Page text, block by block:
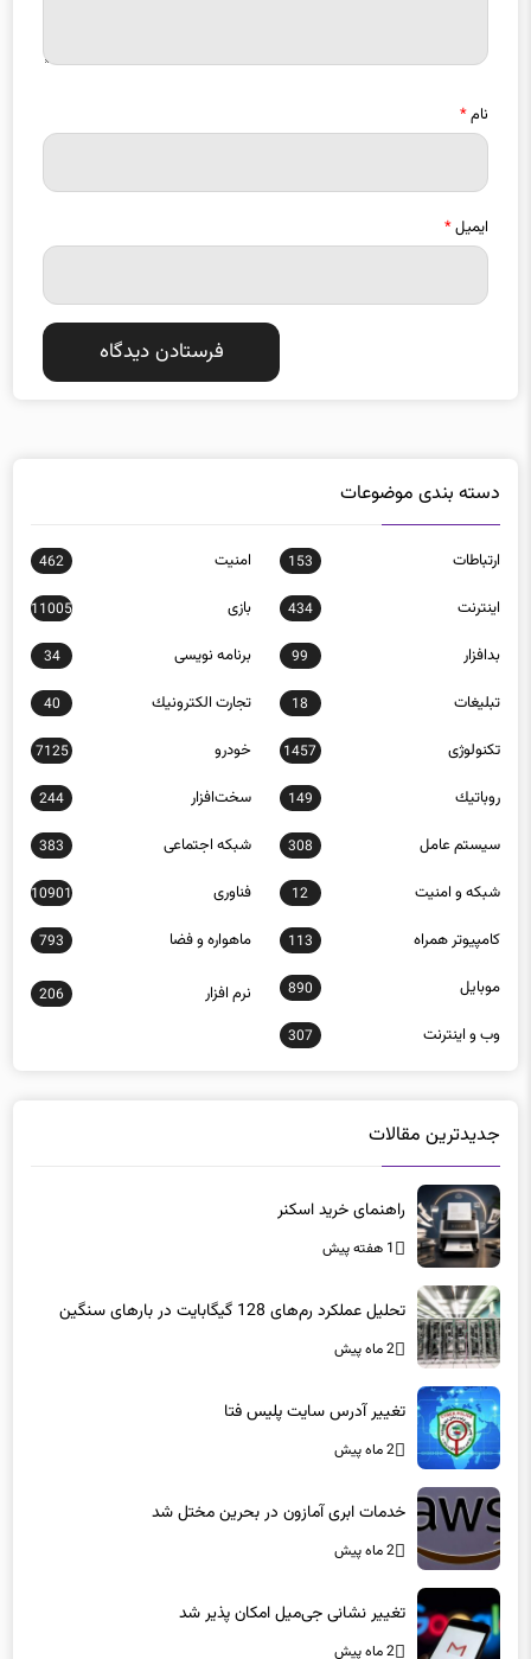
نام*
ایمیل*
دسته بندی موضوعات
ارتباطات 153 امنيت 462
اينترنت 434 بازی 11005
بدافزار 99 برنامه نويسی 34
تبلیغات 18 تجارت الكترونيك 40
تکنولوژی 1457 خودرو 7125
روباتيك 149 سخت‌افزار 244
سيستم عامل 308 شبكه اجتماعی 383
شبكه و امنيت 12 فناوری 10901
كامپيوتر همراه 113 ماهواره و فضا 793
موبايل 890 نرم افزار 206
وب و اينترنت 307
جدیدترین مقالات
راهنمای خرید اسکنر
1 هفته پیش
تحلیل عملکرد رم‌های 128 گیگابایت در بارهای سنگین
2 ماه پیش
تغییر آدرس سایت پلیس فتا
2 ماه پیش
خدمات ابری آمازون در بحرین مختل شد
2 ماه پیش
تغییر نشانی جی‌میل امکان پذیر شد
2 ماه پیش